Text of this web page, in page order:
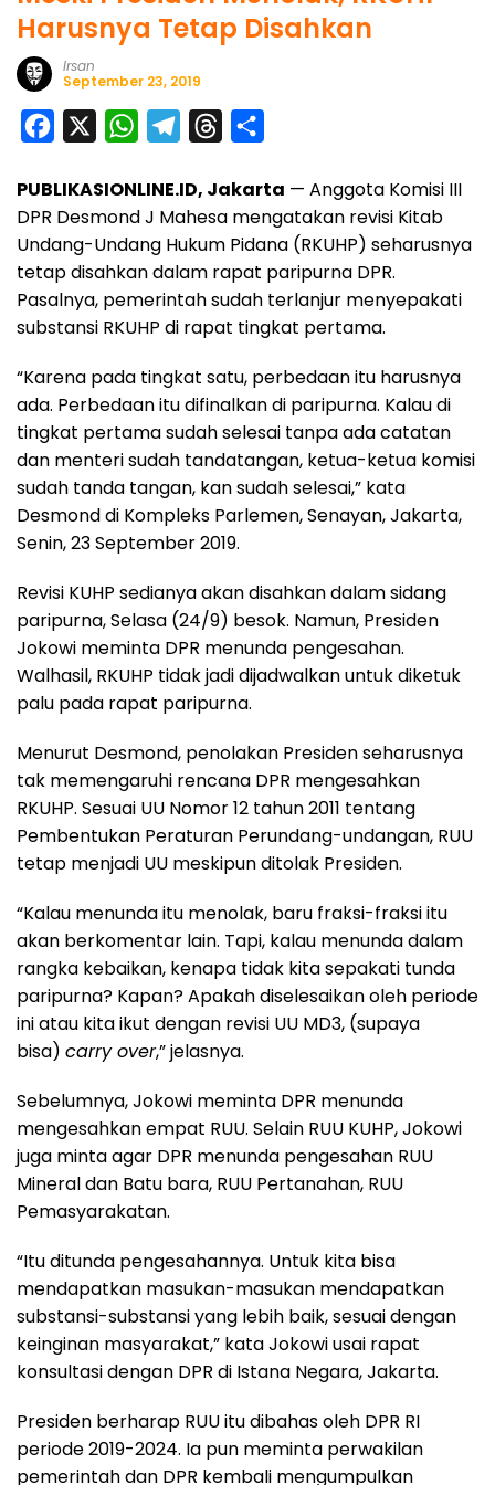
Harusnya Tetap Disahkan
Irsan
September 23, 2019
c
e
b
o
o
W
a
t
s
A
p
l
e
g
r
a
r
e
a
d
s
a
r
e
PUBLIKASIONLINE.ID, Jakarta — Anggota Komisi III
DPR Desmond J Mahesa mengatakan revisi Kitab
Undang-Undang Hukum Pidana (RKUHP) seharusnya
tetap disahkan dalam rapat paripurna DPR.
Pasalnya, pemerintah sudah terlanjur menyepakati
substansi RKUHP di rapat tingkat pertama.
“Karena pada tingkat satu, perbedaan itu harusnya
ada. Perbedaan itu difinalkan di paripurna. Kalau di
tingkat pertama sudah selesai tanpa ada catatan
dan menteri sudah tandatangan, ketua-ketua komisi
sudah tanda tangan, kan sudah selesai,” kata
Desmond di Kompleks Parlemen, Senayan, Jakarta,
Senin, 23 September 2019.
Revisi KUHP sedianya akan disahkan dalam sidang
paripurna, Selasa (24/9) besok. Namun, Presiden
Jokowi meminta DPR menunda pengesahan.
Walhasil, RKUHP tidak jadi dijadwalkan untuk diketuk
palu pada rapat paripurna.
Menurut Desmond, penolakan Presiden seharusnya
tak memengaruhi rencana DPR mengesahkan
RKUHP. Sesuai UU Nomor 12 tahun 2011 tentang
Pembentukan Peraturan Perundang-undangan, RUU
tetap menjadi UU meskipun ditolak Presiden.
“Kalau menunda itu menolak, baru fraksi-fraksi itu
akan berkomentar lain. Tapi, kalau menunda dalam
rangka kebaikan, kenapa tidak kita sepakati tunda
paripurna? Kapan? Apakah diselesaikan oleh periode
ini atau kita ikut dengan revisi UU MD3, (supaya
bisa) carry over,” jelasnya.
Sebelumnya, Jokowi meminta DPR menunda
mengesahkan empat RUU. Selain RUU KUHP, Jokowi
juga minta agar DPR menunda pengesahan RUU
Mineral dan Batu bara, RUU Pertanahan, RUU
Pemasyarakatan.
“Itu ditunda pengesahannya. Untuk kita bisa
mendapatkan masukan-masukan mendapatkan
substansi-substansi yang lebih baik, sesuai dengan
keinginan masyarakat,” kata Jokowi usai rapat
konsultasi dengan DPR di Istana Negara, Jakarta.
Presiden berharap RUU itu dibahas oleh DPR RI
periode 2019-2024. Ia pun meminta perwakilan
pemerintah dan DPR kembali mengumpulkan